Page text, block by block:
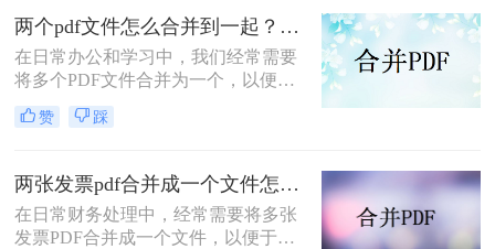
何合并pdf文件到一个pdf呢？本文将
介绍三种不同的方法来帮助您轻松地
将多个PDF文件合并成一个PDF文
件。
两个pdf文件怎么合并到一起？这三种合并方法超实用！
在日常办公和学习中，我们经常需要
将多个PDF文件合并为一个，以便于
阅读、分享或存档。那么两个pdf文件
怎么合并到一起呢？本文将介绍三种
赞 踩
两张发票pdf合并成一个文件怎么弄？掌握这3种方法轻松合并！
在日常财务处理中，经常需要将多张
发票PDF合并成一个文件，以便于归